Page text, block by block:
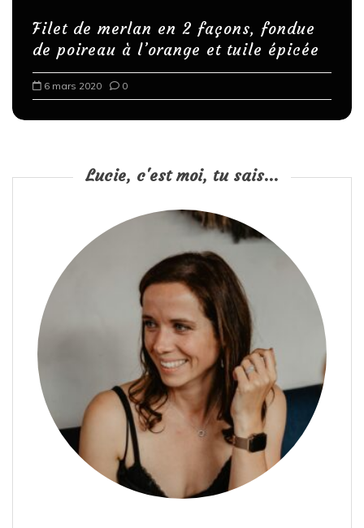
i
Filet de merlan en 2 façons, fondue
de poireau à l’orange et tuile épicée
6 mars 2020 0
Lucie, c'est moi, tu sais...